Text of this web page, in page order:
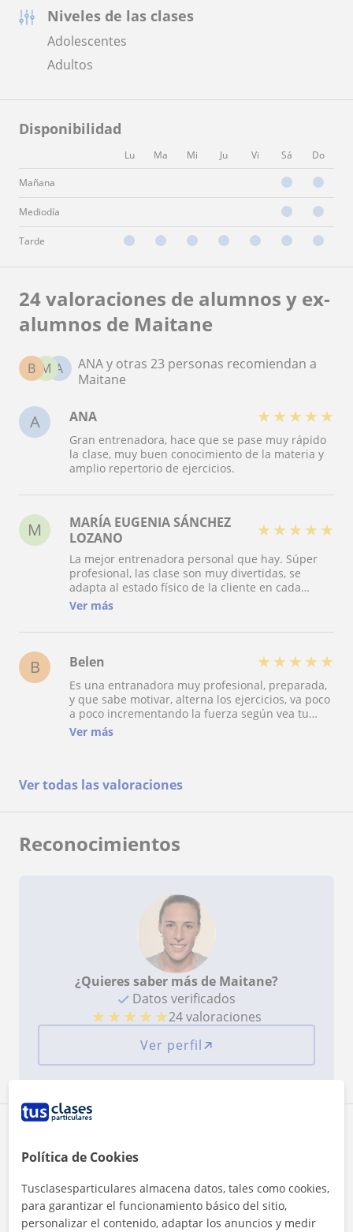
Niveles de las clases
Adolescentes
Adultos
Disponibilidad
Lu Ma Mi Ju Vi Sá Do
Mañana
Mediodía
Tarde
24 valoraciones de alumnos y ex-
alumnos de Maitane
A
M
B
ANA y otras 23 personas recomiendan a
Maitane
A ANA ★ ★ ★ ★ ★
Gran entrenadora, hace que se pase muy rápido
la clase, muy buen conocimiento de la materia y
amplio repertorio de ejercicios.
M
MARÍA EUGENIA SÁNCHEZ
LOZANO
★ ★ ★ ★ ★
La mejor entrenadora personal que hay. Súper
profesional, las clase son muy divertidas, se
adapta al estado físico de la cliente en cada
momento (si tienes lesiones puntuales por
realistas.
Ver más
B Belen ★ ★ ★ ★ ★
Es una entranadora muy profesional, preparada,
y que sabe motivar, alterna los ejercicios, va poco
a poco incrementando la fuerza según vea tu
evolución. Es precavida y está pendiente de la
clases y puedes prácticas tu sola otros día. Es
cuerpo y músculos. Me siento mucho mejor y mas
gimnasio
Ver más
Ver todas las valoraciones
Reconocimientos
¿Quieres saber más de Maitane?
Datos verificados
★ ★ ★ ★ ★24 valoraciones
Ver perfil
Leganés
Política de Cookies
Tusclasesparticulares almacena datos, tales como cookies,
para garantizar el funcionamiento básico del sitio,
personalizar el contenido, adaptar los anuncios y medir